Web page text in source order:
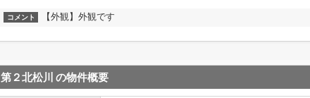
コメント 【外観】外観です
第２北松川 の物件概要